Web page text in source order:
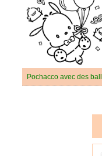
Pochacco avec des